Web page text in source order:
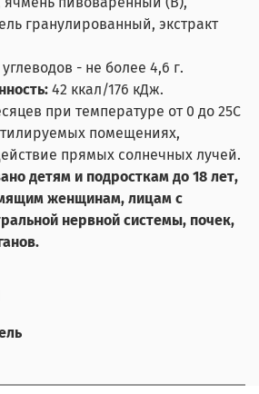
гранулированный, экстракт
углеводов - не более 4,6 г.
42 ккал/176 кДж.
при температуре от 0 до 25С
помещениях,
прямых солнечных лучей.
детям и подросткам до 18 лет,
женщинам, лицам с
нервной системы, почек,